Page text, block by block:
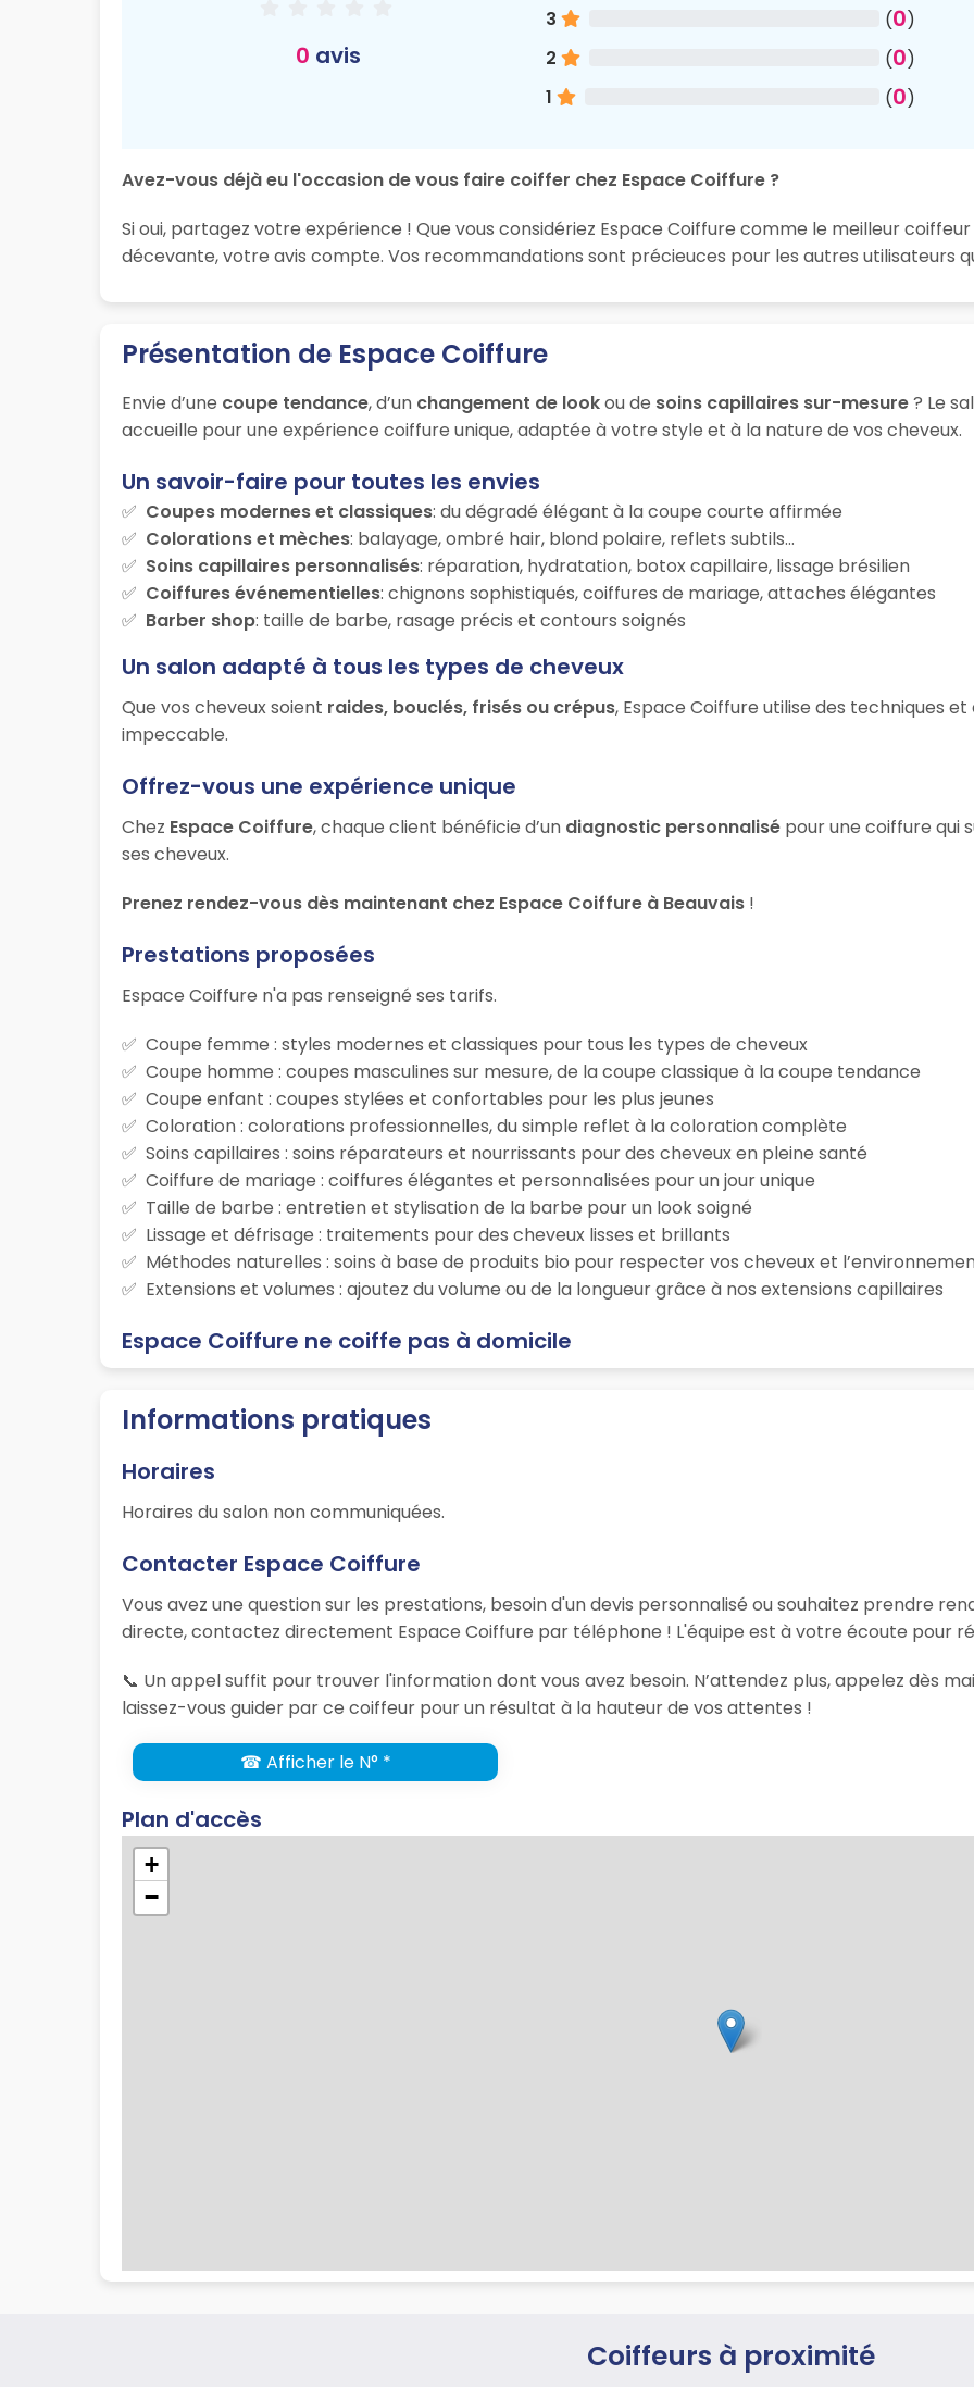
0 avis
3
(0)
2
(0)
1
(0)
Avez-vous déjà eu l'occasion de vous faire coiffer chez Espace Coiffure ?
Si oui, partagez votre expérience ! Que vous considériez Espace Coiffure comme le meilleur
décevante, votre avis compte. Vos recommandations sont précieuces pour les autres utilisateurs
Présentation de Espace Coiffure
Envie d’une coupe tendance, d’un changement de lookou de soins capillaires sur-mesure? Le
accueille pour une expérience coiffure unique, adaptée à votre style et à la nature de vos cheveux.
Un savoir-faire pour toutes les envies
Coupes modernes et classiques: du dégradé élégant à la coupe courte affirmée
Colorations et mèches: balayage, ombré hair, blond polaire, reflets subtils…
Soins capillaires personnalisés: réparation, hydratation, botox capillaire, lissage brésilien
Coiffures événementielles: chignons sophistiqués, coiffures de mariage, attaches élégantes
Barber shop: taille de barbe, rasage précis et contours soignés
Un salon adapté à tous les types de cheveux
Que vos cheveux soient raides, bouclés, frisés ou crépus, Espace Coiffure utilise des techniques
impeccable.
Offrez-vous une expérience unique
Chez Espace Coiffure, chaque client bénéficie d’un diagnostic personnalisé pour une coiffure qui
ses cheveux.
Prenez rendez-vous dès maintenant chez Espace Coiffure à Beauvais !
Prestations proposées
Espace Coiffure n'a pas renseigné ses tarifs.
Coupe femme : styles modernes et classiques pour tous les types de cheveux
Coupe homme : coupes masculines sur mesure, de la coupe classique à la coupe tendance
Coupe enfant : coupes stylées et confortables pour les plus jeunes
Coloration : colorations professionnelles, du simple reflet à la coloration complète
Soins capillaires : soins réparateurs et nourrissants pour des cheveux en pleine santé
Coiffure de mariage : coiffures élégantes et personnalisées pour un jour unique
Taille de barbe : entretien et stylisation de la barbe pour un look soigné
Lissage et défrisage : traitements pour des cheveux lisses et brillants
Méthodes naturelles : soins à base de produits bio pour respecter vos cheveux et
Extensions et volumes : ajoutez du volume ou de la longueur grâce à nos extensions capillaires
Espace Coiffure ne coiffe pas à domicile
Informations pratiques
Horaires
Horaires du salon non communiquées.
Contacter Espace Coiffure
Vous avez une question sur les prestations, besoin d'un devis personnalisé ou souhaitez prendre
directe, contactez directement Espace Coiffure par téléphone ! L'équipe est à votre écoute pour
📞 Un appel suffit pour trouver l'information dont vous avez besoin. N’attendez plus, appelez dès
laissez-vous guider par ce coiffeur pour un résultat à la hauteur de vos attentes !
☎ Afficher le N° *
Plan d'accès
+
−
Coiffeurs à proximité